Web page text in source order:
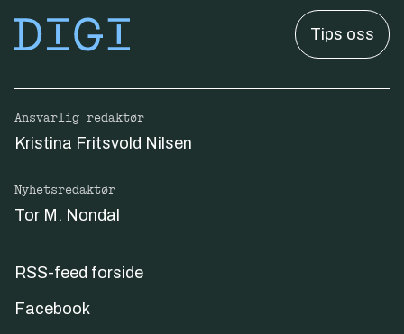
dagene, samarbeider vi godt med Telenor
for å filtrere bort angrepstrafikken, sier
oppdrag å utvikle språkmodeller på bokmål,
nynorsk og samiske språk, og har gjort dette
trening av modellene.
moderne norske språk, samtidig som
produktene respekterer opphavsrett og
forankrede generative språkmodeller til fri
bruk for både offentlig og privat sektor.
Tips oss
Ansvarlig redaktør
Kristina Fritsvold Nilsen
Nyhetsredaktør
Tor M. Nondal
RSS-feed forside
Facebook